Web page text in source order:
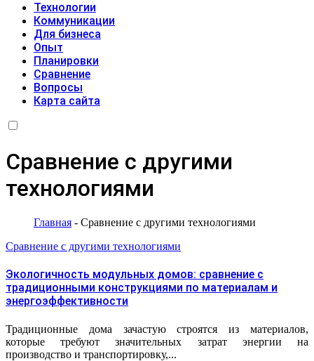
Технологии
Коммуникации
Для бизнеса
Опыт
Планировки
Сравнение
Вопросы
Карта сайта
Сравнение с другими
технологиями
Главная - Сравнение с другими технологиями
Сравнение с другими технологиями
Экологичность модульных домов: сравнение с
традиционными конструкциями по материалам и
энергоэффективности
Традиционные дома зачастую строятся из материалов,
которые требуют значительных затрат энергии на
производство и транспортировку,...